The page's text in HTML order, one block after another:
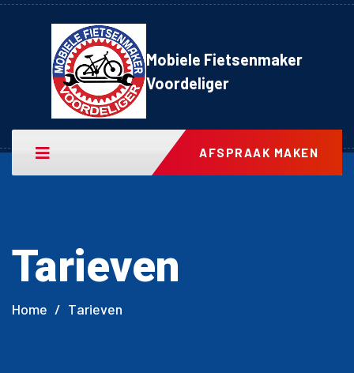
Mobiele Fietsenmaker
Voordeliger
AFSPRAAK MAKEN
Tarieven
Home / Tarieven